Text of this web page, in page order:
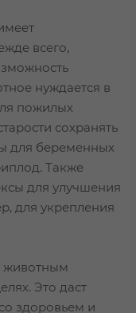
всего,
нуждается в
пожилых
сохранять
для беременных
Также
для улучшения
для укрепления
животным
Это даст
здоровьем и